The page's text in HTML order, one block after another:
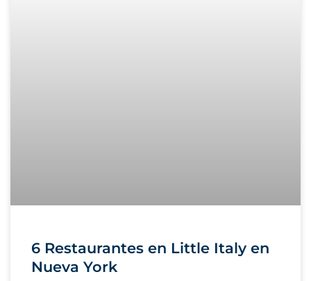
6 Restaurantes en Little Italy en
Nueva York